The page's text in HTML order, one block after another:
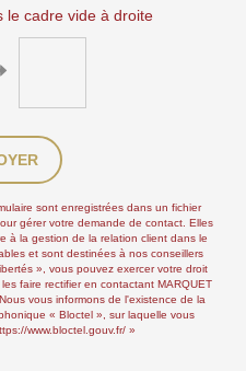
le cadre vide à droite
sont enregistrées dans un fichier
gérer votre demande de contact. Elles
à la gestion de la relation client dans le
et sont destinées à nos conseillers
», vous pouvez exercer votre droit
faire rectifier en contactant MARQUET
vous informons de l'existence de la
« Bloctel », sur laquelle vous
www.bloctel.gouv.fr/ »